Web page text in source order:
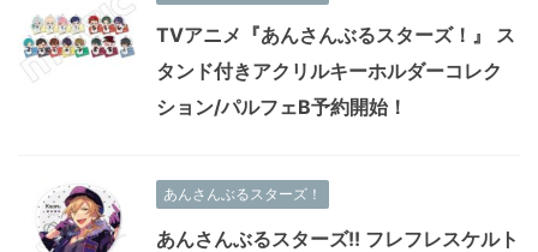
TVアニメ『あんさんぶるスターズ！』 ス
タンド付きアクリルキーホルダーコレク
ション/パルフェB予約開始！
あんさんぶるスターズ！
あんさんぶるスターズ!! フレフレスケルト